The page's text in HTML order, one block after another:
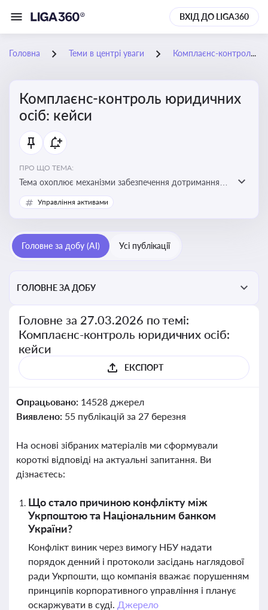
ВХІД ДО LIGA360
Головна Теми в центрі уваги Комплаєнс-контроль юридичних осіб: кейси
Комплаєнс-контроль юридичних
осіб: кейси
ПРО ЩО ТЕМА:
Тема охоплює механізми забезпечення дотримання
законодавства юридичними особами, запобігання
ризикам та підвищення прозорості діяльності
Управління активами
Головне за добу (AI) Усі публікації
ГОЛОВНЕ ЗА ДОБУ
Головне за 27.03.2026 по темі:
Комплаєнс-контроль юридичних осіб:
кейси
ЕКСПОРТ
Опрацьовано: 14528 джерел
Виявлено: 55 публікацій за 27 березня
На основі зібраних матеріалів ми сформували
короткі відповіді на актуальні запитання. Ви
дізнаєтесь:
Що стало причиною конфлікту між
Укрпоштою та Національним банком
України?
Конфлікт виник через вимогу НБУ надати
порядок денний і протоколи засідань наглядової
ради Укрпошти, що компанія вважає порушенням
принципів корпоративного управління і планує
оскаржувати в суді. Джерело